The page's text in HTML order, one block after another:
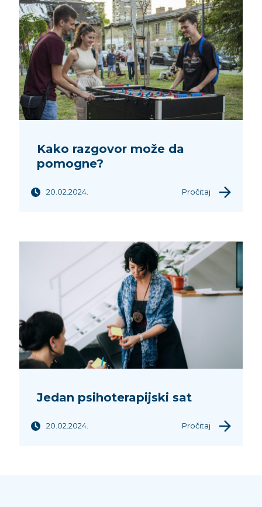
Kako razgovor može da
pomogne?
20.02.2024. Pročitaj
Jedan psihoterapijski sat
20.02.2024. Pročitaj